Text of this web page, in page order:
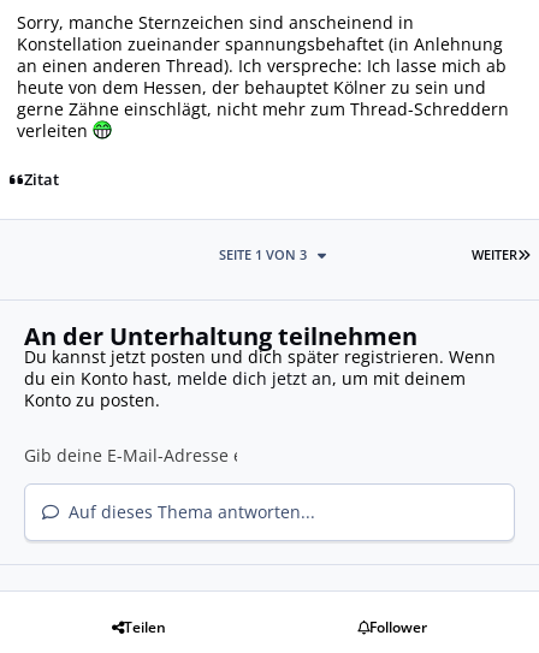
Sorry, manche Sternzeichen sind anscheinend in
Konstellation zueinander spannungsbehaftet (in Anlehnung
an einen anderen Thread). Ich verspreche: Ich lasse mich ab
heute von dem Hessen, der behauptet Kölner zu sein und
gerne Zähne einschlägt, nicht mehr zum Thread-Schreddern
verleiten
Zitat
WEITER
SEITE 1 VON 3
An der Unterhaltung teilnehmen
Du kannst jetzt posten und dich später registrieren. Wenn
du ein Konto hast, melde dich jetzt an, um mit deinem
Konto zu posten.
Auf dieses Thema antworten...
Teilen Follower